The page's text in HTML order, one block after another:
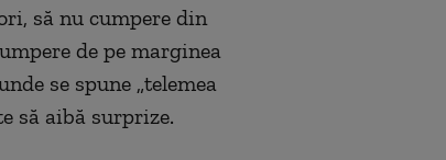
să nu cumpere din
de pe marginea
se spune „telemea
să aibă surprize.